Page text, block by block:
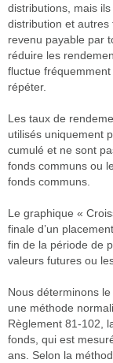
distributions, mais
distribution et autres
revenu payable par
réduire les
fluctue
répéter.
Les taux de
utilisés uniquement
cumulé et ne sont
fonds communs ou
fonds communs.
Le graphique «
finale d’un
fin de la période de
valeurs futures ou
Nous déterminons
une méthode
Règlement 81-102,
fonds, qui est
ans. Selon la